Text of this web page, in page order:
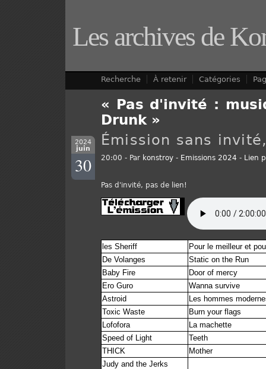
Les archives de
Recherche À retenir Catégories
« Pas d'invité :
Drunk »
2024
juin
30
Émission sans
20:00 - Par konstroy - Emissions 2024 - Lien
Pas d'invité, pas de lien!
les Sheriff
Pour le meilleur et
De Volanges
Static on the Run
Baby Fire
Door of mercy
Ero Guro
Wanna survive
Astroid
Les hommes
Toxic Waste
Burn your flags
Lofofora
La machette
Speed of Light
Teeth
THICK
Mother
Judy and the Jerks